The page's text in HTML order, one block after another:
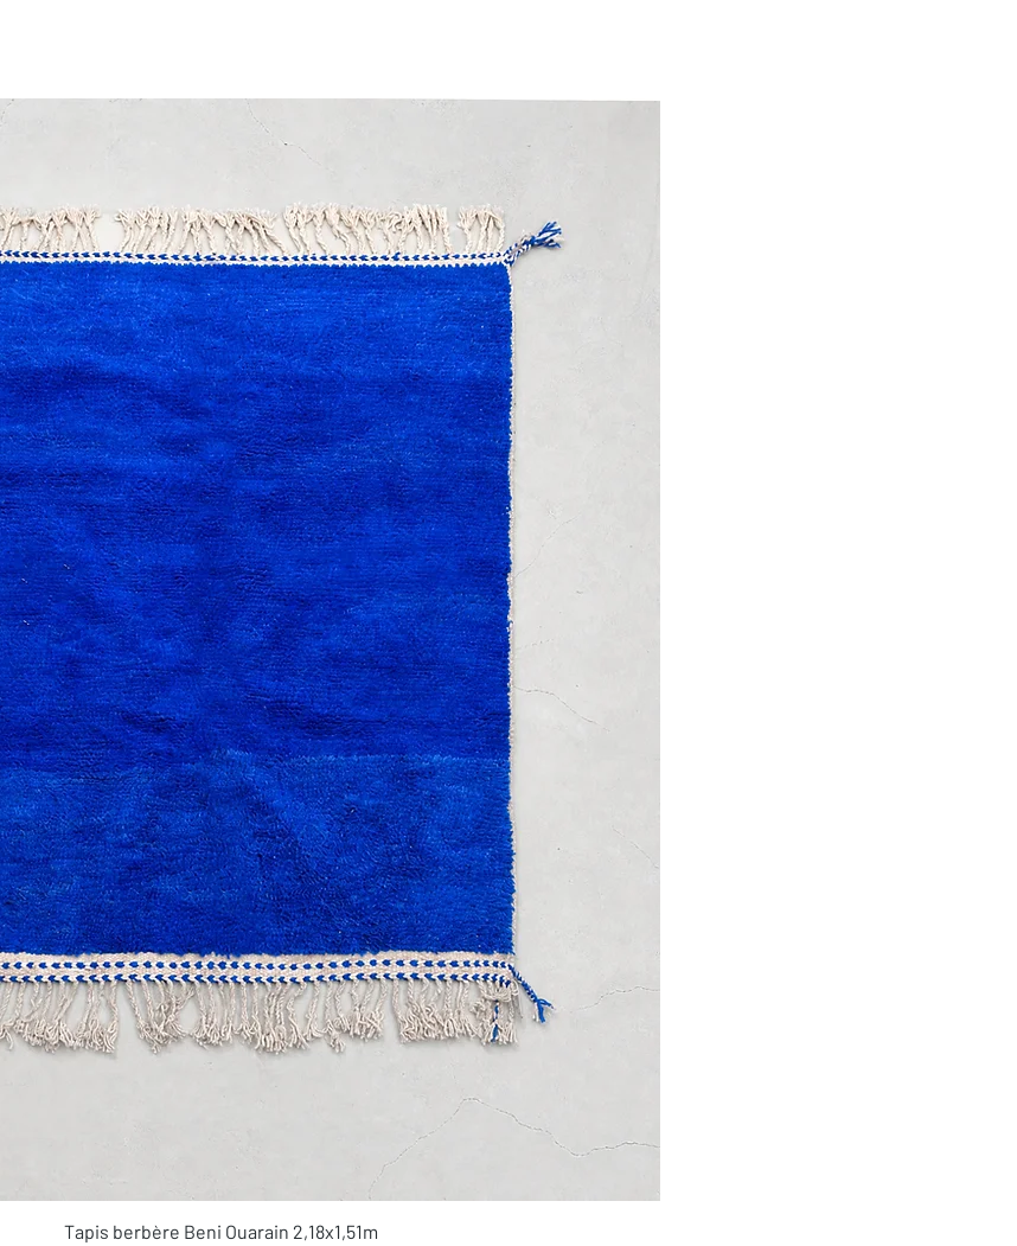
Aperçu rapide
Tapis berbère Beni Ouarain 2,18x1,51m